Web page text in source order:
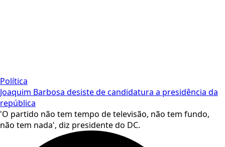
Política
Joaquim Barbosa desiste de candidatura a presidência da
república
'O partido não tem tempo de televisão, não tem fundo,
não tem nada', diz presidente do DC.